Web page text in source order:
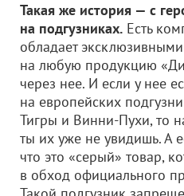
Такая же история — с
на подгузниках. Есть
обладает
на любую продукцию
через нее. И если у нее
на европейских
Тигры и Винни-Пухи, то
ты их уже не увидишь. А
что это «серый» товар,
в обход официального